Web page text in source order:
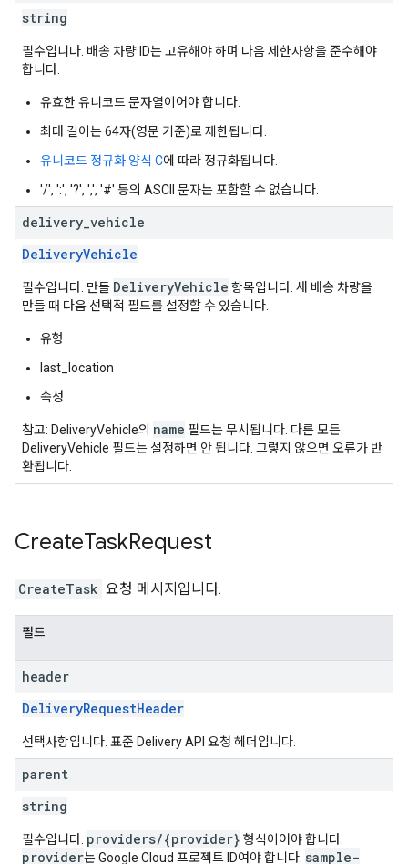
string
필수입니다. 배송 차량 ID는 고유해야 하며 다음 제한사항을 준수해야
합니다.
유효한 유니코드 문자열이어야 합니다.
최대 길이는 64자(영문 기준)로 제한됩니다.
유니코드 정규화 양식 C에 따라 정규화됩니다.
'/', ':', '?', ',', '#' 등의 ASCII 문자는 포함할 수 없습니다.
delivery vehicle
DeliveryVehicle
필수입니다. 만들 DeliveryVehicle 항목입니다. 새 배송 차량을
만들 때 다음 선택적 필드를 설정할 수 있습니다.
유형
last_location
속성
참고: DeliveryVehicle의 name 필드는 무시됩니다. 다른 모든
DeliveryVehicle 필드는 설정하면 안 됩니다. 그렇지 않으면 오류가 반
환됩니다.
CreateTaskRequest
CreateTask 요청 메시지입니다.
필드
header
DeliveryRequestHeader
선택사항입니다. 표준 Delivery API 요청 헤더입니다.
parent
string
필수입니다. providers/{provider} 형식이어야 합니다.
provider는 Google Cloud 프로젝트 ID여야 합니다. sample-